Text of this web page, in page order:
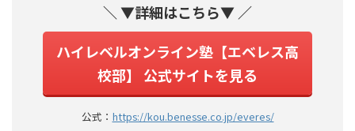
＼ ▼詳細はこちら▼ ／
ハイレベルオンライン塾【エベレス高
校部】 公式サイトを見る
公式： https://kou.benesse.co.jp/everes/